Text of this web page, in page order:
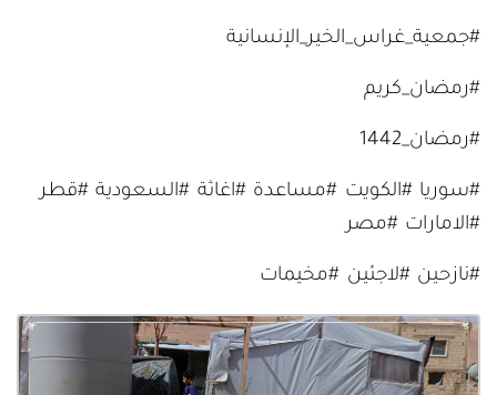
#جمعية_غراس_الخير_الإنسانية
#رمضان_كريم
#رمضان_1442
#سوريا #الكويت #مساعدة #اغاثة #السعودية #قطر
#الامارات #مصر
#نازحين #لاجئين #مخيمات